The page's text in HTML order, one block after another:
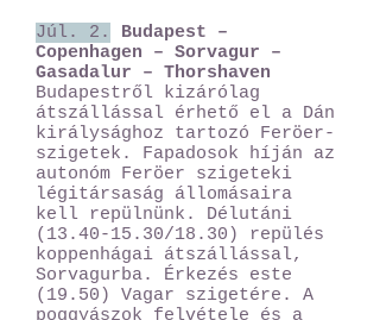
Júl. 2.
Budapest –
Copenhagen – Sorvagur –
Gasadalur – Thorshaven
Budapestről kizárólag
átszállással érhető el a Dán
királysághoz tartozó Feröer-
szigetek. Fapadosok híján az
autonóm Feröer szigeteki
légitársaság állomásaira
kell repülnünk. Délutáni
(13.40-15.30/18.30) repülés
koppenhágai átszállással,
Sorvagurba. Érkezés este
(19.50) Vagar szigetére. A
poggyászok felvétele és a